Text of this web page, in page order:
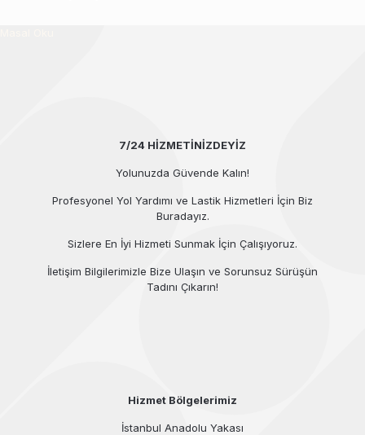
7/24 HİZMETİNİZDEYİZ
Yolunuzda Güvende Kalın!
Profesyonel Yol Yardımı ve Lastik Hizmetleri İçin Biz
Buradayız.
Sizlere En İyi Hizmeti Sunmak İçin Çalışıyoruz.
İletişim Bilgilerimizle Bize Ulaşın ve Sorunsuz Sürüşün
Tadını Çıkarın!
Hizmet Bölgelerimiz
İstanbul Anadolu Yakası